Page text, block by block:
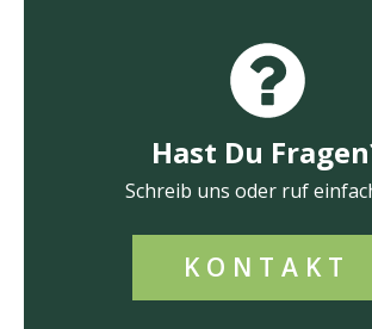
Hast Du
Schreib uns oder ruf
KONTAKT